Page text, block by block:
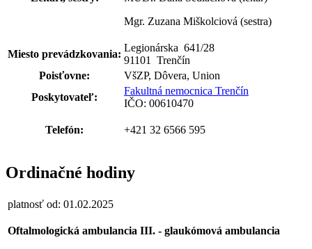
Mgr. Zuzana Miškolciová (sestra)
Miesto prevádzkovania:
Legionárska 641/28
91101 Trenčín
Poisťovne:
VšZP, Dôvera, Union
Poskytovateľ:
Fakultná nemocnica Trenčín
IČO: 00610470
Telefón: +421 32 6566 595
Ordinačné hodiny
platnosť od: 01.02.2025
Oftalmologická ambulancia III. - glaukómová ambulancia